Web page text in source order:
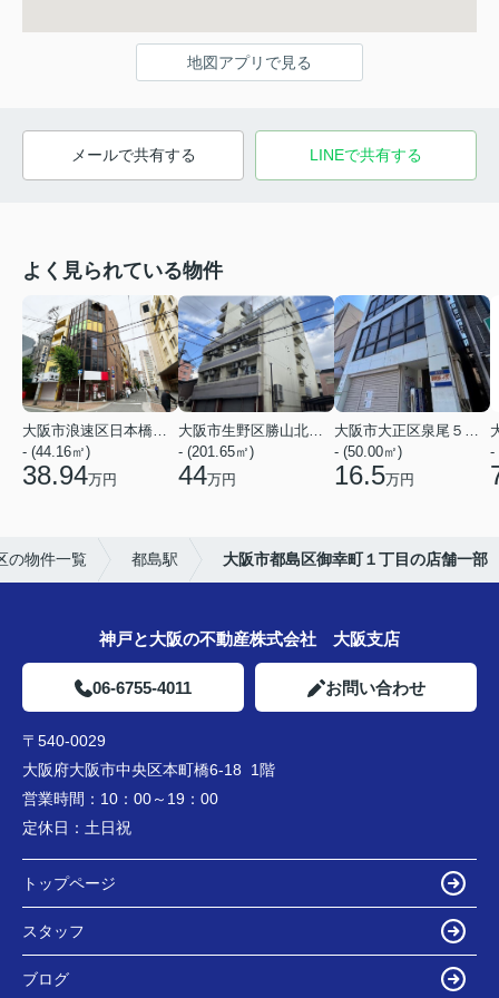
地図アプリで見る
メールで共有する LINEで共有する
よく見られている物件
大阪市浪速区日本橋３丁目
- (44.16㎡)
38.94万円
大阪市生野区勝山北１丁目
- (201.65㎡)
44万円
大阪市大正区泉尾５丁目
- (50.00㎡)
16.5万円
-
の物件一覧 都島駅 大阪市都島区御幸町１丁目の店舗一部
神戸と大阪の不動産株式会社 大阪支店
06-6755-4011 お問い合わせ
〒540-0029
大阪府大阪市中央区本町橋6-18 1階
営業時間： 10：00～19：00
定休日： 土日祝
トップページ
スタッフ
ブログ